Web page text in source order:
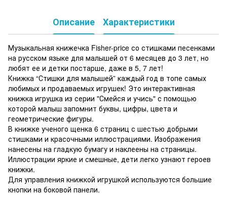
Описание Характеристики
Музыкальная книжечка Fisher-price со стишками песенками
на русском языке для малышей от 6 месяцев до 3 лет, но
любят ее и детки постарше, даже в 5, 7 лет!
Книжка “Стишки для малышей” каждый год в топе самых
любимых и продаваемых игрушек! Это интерактивная
книжка игрушка из серии "Смейся и учись" с помощью
которой малыш запомнит буквы, цифры, цвета и
геометрические фигуры.
В книжке ученого щенка 6 страниц с шестью добрыми
стишками и красочными иллюстрациями. Изображения
нанесены на гладкую бумагу и наклеены на страницы.
Иллюстрации яркие и смешные, дети легко узнают героев
книжки.
Для управления книжкой игрушкой используются большие
кнопки на боковой панели.